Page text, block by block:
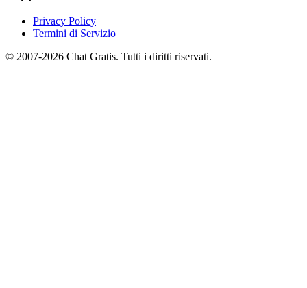
Privacy Policy
Termini di Servizio
© 2007-2026 Chat Gratis. Tutti i diritti riservati.